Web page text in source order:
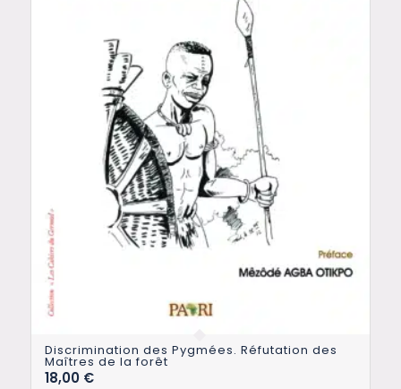
Discrimination des Pygmées. Réfutation des
Maîtres de la forêt
18,00 €